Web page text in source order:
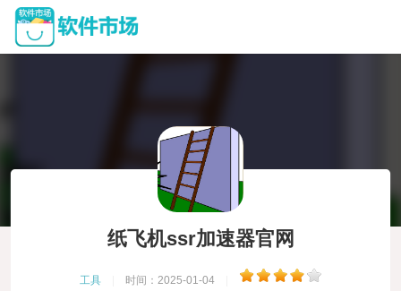
纸飞机ssr加速器官网
工具 时间：2025-01-04